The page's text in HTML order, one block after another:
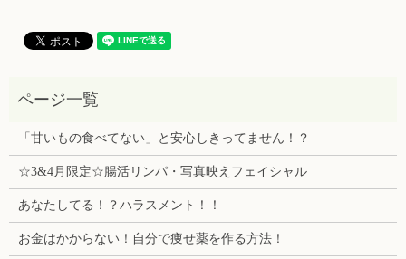
「甘いもの食べてない」と安心しきってません！？
☆3&4月限定☆腸活リンパ・写真映えフェイシャル
あなたしてる！？ハラスメント！！
お金はかからない！自分で痩せ薬を作る方法！